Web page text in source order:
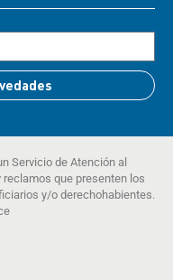
Servicio de Atención al
que presenten los
y/o derechohabientes.